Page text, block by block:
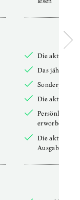
Die aktuelle
Das jährliche
Die aktuelle
Persönliches
erworbenen
Die aktuelle
Ausgabe